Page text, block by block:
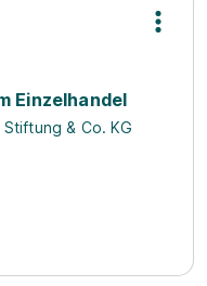
Einzelhandel
& Co. KG